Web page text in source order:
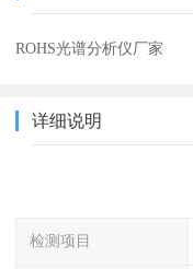
ROHS光谱分析仪厂家
详细说明
检测项目